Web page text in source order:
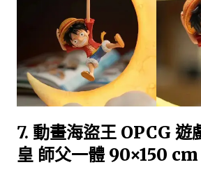
7. 動畫海盜王 OPCG 遊
皇 師父一體 90×150 cm